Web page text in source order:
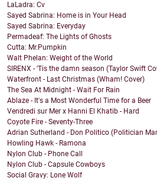
LaLadra: Cv
Sayed Sabrina: Home is in Your Head
Sayed Sabrina: Everyday
Permadeaf: The Lights of Ghosts
Cutta: Mr.Pumpkin
Walt Phelan: Weight of the World
SIRENX - 'Tis the damn season (Taylor Swift
Waterfront - Last Christmas (Wham! Cover)
The Sea At Midnight - Wait For Rain
Ablaze - It's a Most Wonderful Time for a Beer
Vendredi sur Mer x Hanni El Khatib - Hard
Coyote Fire - Seventy-Three
Adrian Sutherland - Don Politico (Politician
Howling Hawk - Ramona
Nylon Club - Phone Call
Nylon Club - Capsule Cowboys
Social Gravy: Lone Wolf